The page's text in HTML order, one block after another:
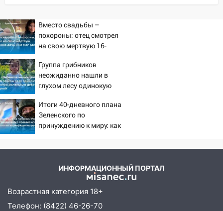
13:10
упало во дворе
13:08
Ураган ударил по Ульяновску:
сорванные крыши, поваленные деревья,
затопленные улицы и остановившиеся
трамваи
12:17
после ливня город снова уходит под
воду
12:12
ДТП с шестилетним ребёнком на улице
Пьяная женщина сбила
шестилетнего ребёнка на улице
Федерации: возбуждено уголовное дело
Вместо свадьбы –
похороны: отец смотрел
на свою мертвую 16-
сдержать слезы
Группа грибников
неожиданно нашли в
глухом лесу одинокую
девочку с игрушкой
Итоги 40-дневного плана
Зеленского по
принуждению к миру: как
ИНФОРМАЦИОННЫЙ ПОРТАЛ
Возрастная категория 18+
Телефон: (8422) 46-26-70